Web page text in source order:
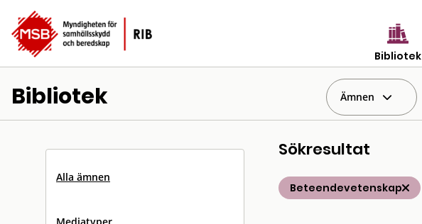
Bibliotek
Bibliotek Ämnen
Alla ämnen
Sökresultat
Beteendevetenskap